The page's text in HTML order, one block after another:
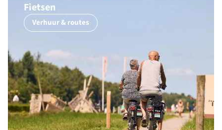
Fietsen
Verhuur & routes